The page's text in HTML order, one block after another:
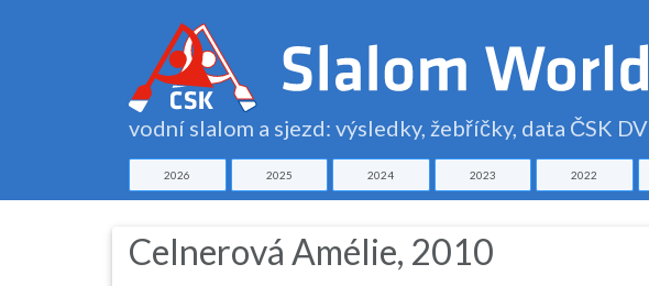
vodní slalom a sjezd: výsledky, žebříčky, data ČSK DV
2026 2025 2024 2023 2022
Celnerová Amélie, 2010